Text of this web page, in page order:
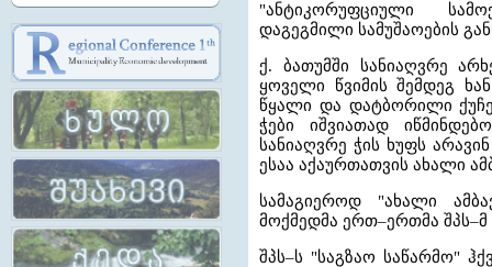
მაჟორიტარი წევრები თემებში
ტრენინგი საკრებულოს
წევრებისათვის
"ანტიკორუფციული
დაგეგმილი სამუშაოების
ქ. ბათუმში სანიაღვრე
ყოველი წვიმის შემდეგ
წყალი და დატბორილი
ჭები იშვიათად
სანიაღვრე ჭის ხუფს
ესაა აქაურთათვის ახალი
სამაგიეროდ "ახალი
მოქმედმა ერთ–ერთმა
შპს–ს "საგზაო საწარმო"